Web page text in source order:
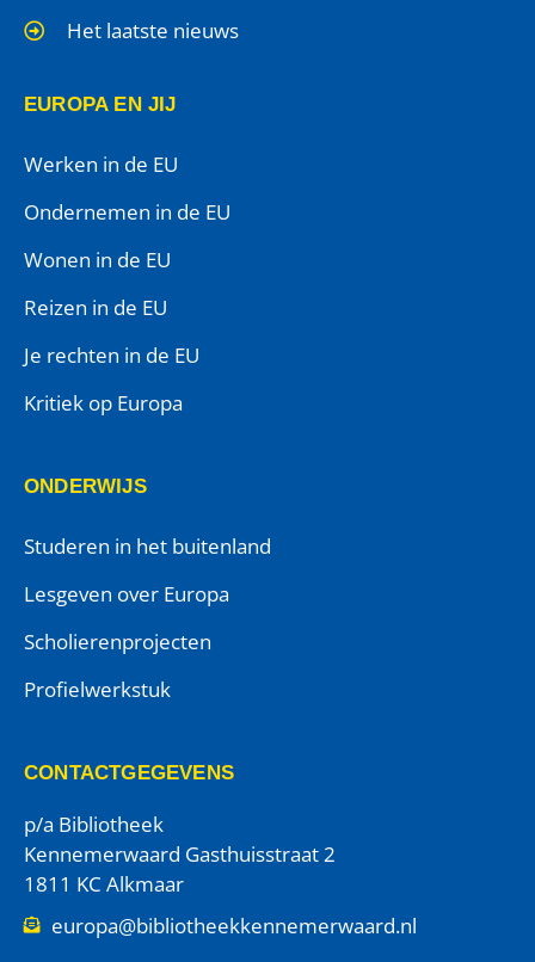
Het laatste nieuws
EUROPA EN JIJ
Werken in de EU
Ondernemen in de EU
Wonen in de EU
Reizen in de EU
Je rechten in de EU
Kritiek op Europa
ONDERWIJS
Studeren in het buitenland
Lesgeven over Europa
Scholierenprojecten
Profielwerkstuk
CONTACTGEGEVENS
p/a Bibliotheek
Kennemerwaard Gasthuisstraat 2
1811 KC Alkmaar
europa@bibliotheekkennemerwaard.nl